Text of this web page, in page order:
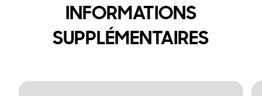
INFORMATIONS
SUPPLÉMENTAIRES